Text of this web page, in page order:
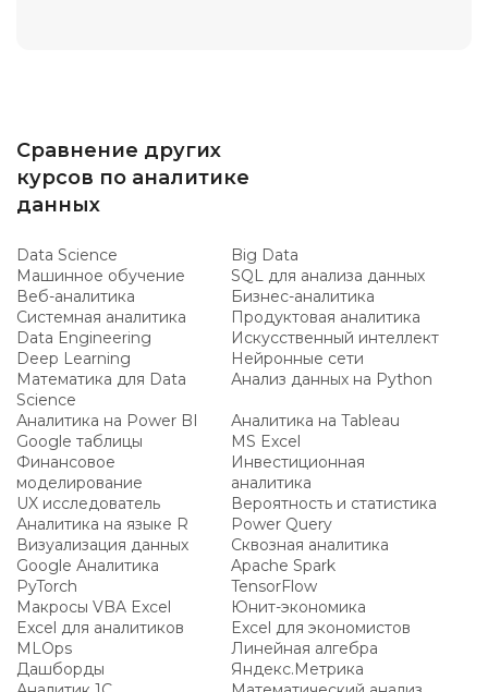
Сравнение других
курсов по аналитике
данных
Data Science
Big Data
Машинное обучение
SQL для анализа данных
Веб-аналитика
Бизнес-аналитика
Системная аналитика
Продуктовая аналитика
Data Engineering
Искусственный интеллект
Deep Learning
Нейронные сети
Математика для Data
Science
Анализ данных на Python
Аналитика на Power BI
Аналитика на Tableau
Google таблицы
MS Excel
Финансовое
моделирование
Инвестиционная
аналитика
UX исследователь
Вероятность и статистика
Аналитика на языке R
Power Query
Визуализация данных
Сквозная аналитика
Google Аналитика
Apache Spark
PyTorch
TensorFlow
Макросы VBA Excel
Юнит-экономика
Excel для аналитиков
Excel для экономистов
MLOps
Линейная алгебра
Дашборды
Яндекс.Метрика